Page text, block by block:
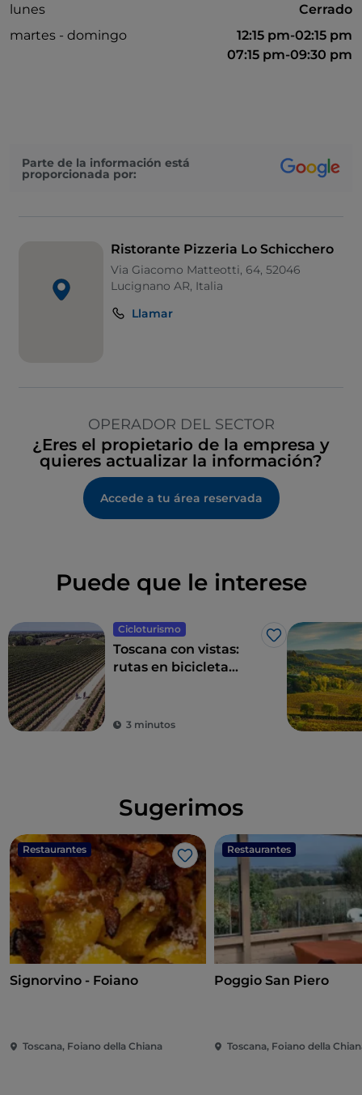
lunes
Cerrado
martes - domingo
12:15 pm-02:15 pm
07:15 pm-09:30 pm
Parte de la información está
proporcionada por:
Ristorante Pizzeria Lo Schicchero
Via Giacomo Matteotti, 64, 52046
Lucignano AR, Italia
Llamar
OPERADOR DEL SECTOR
¿Eres el propietario de la empresa y
quieres actualizar la información?
Accede a tu área reservada
Puede que le interese
Cicloturismo
Me gusta
Toscana con vistas:
rutas en bicicleta
3 minutos
Sugerimos
Restaurantes
Me gusta
Signorvino - Foiano
Toscana, Foiano della Chiana
Restaurantes
Poggio San Piero
Toscana, Foiano della